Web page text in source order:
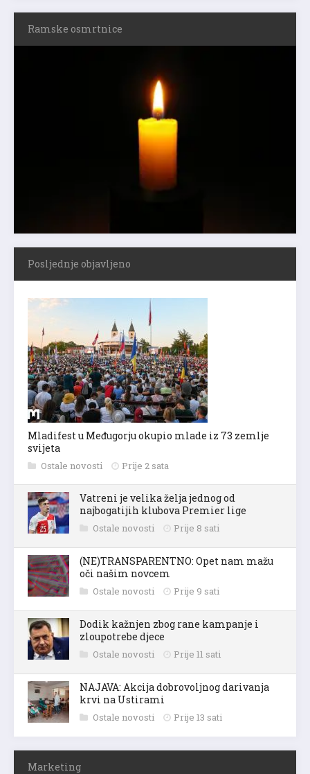
Ramske osmrtnice
Posljednje objavljeno
Mladifest u Međugorju okupio mlade iz 73 zemlje
svijeta
Ostale novosti Prije 2 sata
Vatreni je velika želja jednog od
najbogatijih klubova Premier lige
Ostale novosti Prije 8 sati
(NE)TRANSPARENTNO: Opet nam mažu
oči našim novcem
Ostale novosti Prije 9 sati
Dodik kažnjen zbog rane kampanje i
zloupotrebe djece
Ostale novosti Prije 11 sati
NAJAVA: Akcija dobrovoljnog darivanja
krvi na Ustirami
Ostale novosti Prije 13 sati
Marketing